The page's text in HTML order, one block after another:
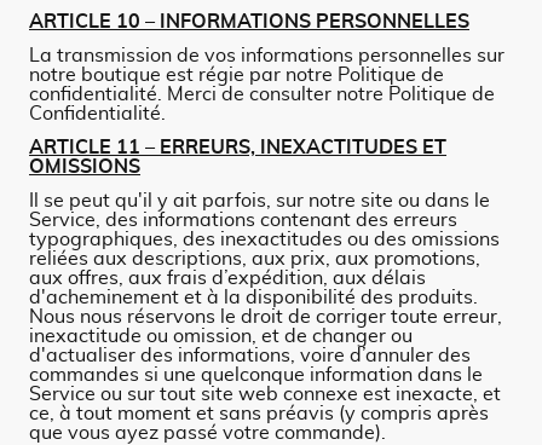
ARTICLE 10 – INFORMATIONS PERSONNELLES
La transmission de vos informations personnelles sur
notre boutique est régie par notre Politique de
confidentialité. Merci de consulter notre Politique de
Confidentialité.
ARTICLE 11 – ERREURS, INEXACTITUDES ET
OMISSIONS
Il se peut qu'il y ait parfois, sur notre site ou dans le
Service, des informations contenant des erreurs
typographiques, des inexactitudes ou des omissions
reliées aux descriptions, aux prix, aux promotions,
aux offres, aux frais d’expédition, aux délais
d'acheminement et à la disponibilité des produits.
Nous nous réservons le droit de corriger toute erreur,
inexactitude ou omission, et de changer ou
d'actualiser des informations, voire d’annuler des
commandes si une quelconque information dans le
Service ou sur tout site web connexe est inexacte, et
ce, à tout moment et sans préavis (y compris après
que vous ayez passé votre commande).